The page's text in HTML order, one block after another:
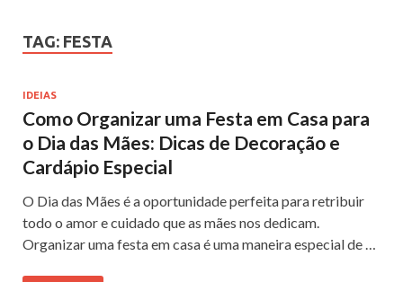
TAG: FESTA
IDEIAS
Como Organizar uma Festa em Casa para
o Dia das Mães: Dicas de Decoração e
Cardápio Especial
O Dia das Mães é a oportunidade perfeita para retribuir
todo o amor e cuidado que as mães nos dedicam.
Organizar uma festa em casa é uma maneira especial de …